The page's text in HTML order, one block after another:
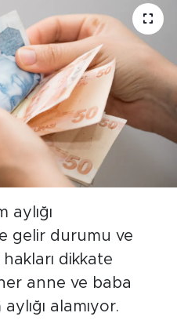
gelir durumu ve
dikkate
anne ve baba
alamıyor.